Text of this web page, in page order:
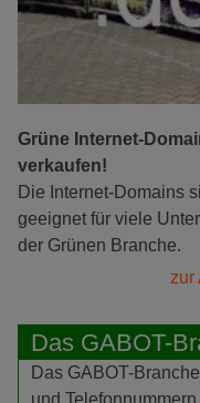
Grüne Internet-
verkaufen!
Die Internet-Domains
geeignet für viele
der Grünen Branche.
zur
Das GABOT-
Das GABOT-
und